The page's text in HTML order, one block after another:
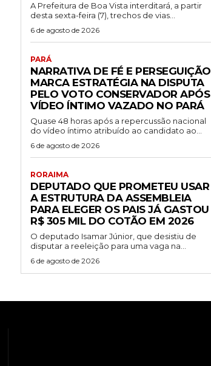
A Prefeitura de Boa Vista interditará, a partir
desta sexta-feira (7), trechos de vias...
6 de agosto de 2026
PARÁ
NARRATIVA DE FÉ E PERSEGUIÇÃO
MARCA ESTRATÉGIA NA DISPUTA
PELO VOTO CONSERVADOR APÓS
VÍDEO ÍNTIMO VAZADO NO PARÁ
Quase 48 horas após a repercussão nacional
do vídeo íntimo atribuído ao candidato ao...
6 de agosto de 2026
RORAIMA
DEPUTADO QUE PROMETEU USAR
A ESTRUTURA DA ASSEMBLEIA
PARA ELEGER OS PAIS JÁ GASTOU
R$ 305 MIL DO COTÃO EM 2026
O deputado Isamar Júnior, que desistiu de
disputar a reeleição para uma vaga na...
6 de agosto de 2026